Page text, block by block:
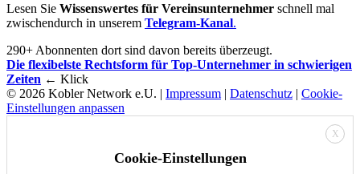
Lesen Sie Wissenswertes für Vereinsunternehmer schnell mal
zwischendurch in unserem Telegram-Kanal.
290+ Abonnenten dort sind davon bereits überzeugt.
Die flexibelste Rechtsform für Top-Unternehmer in schwierigen
Zeiten ← Klick
© 2026 Kobler Network e.U. | Impressum | Datenschutz | Cookie-
Einstellungen anpassen
X
Cookie-Einstellungen